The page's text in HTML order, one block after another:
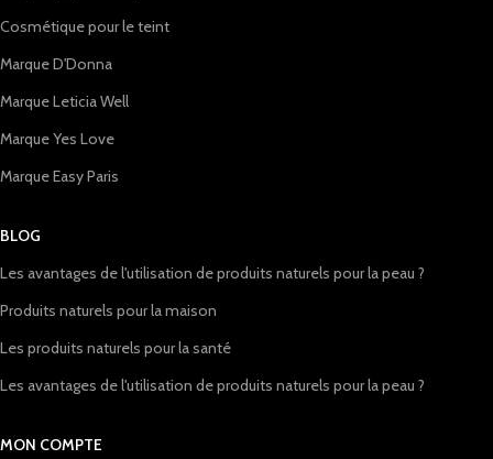
Cosmétique pour le teint
Marque D'Donna
Marque Leticia Well
Marque Yes Love
Marque Easy Paris
BLOG
Les avantages de l'utilisation de produits naturels pour la peau ?
Produits naturels pour la maison
Les produits naturels pour la santé
Les avantages de l'utilisation de produits naturels pour la peau ?
MON COMPTE